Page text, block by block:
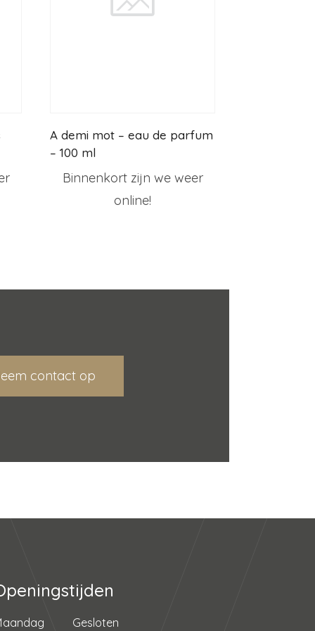
A demi mot – eau de parfum
– 100 ml
Binnenkort zijn we weer
online!
contact op
Gesloten